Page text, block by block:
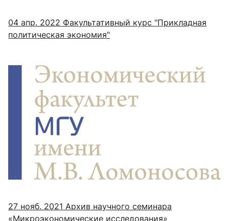
04 апр. 2022 Факультативный курс "Прикладная
политическая экономия"
27 нояб. 2021 Архив научного семинара
«Микроэкономические исследования»